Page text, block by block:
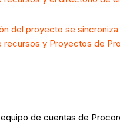
del proyecto se
recursos y Proyectos de
de cuentas de